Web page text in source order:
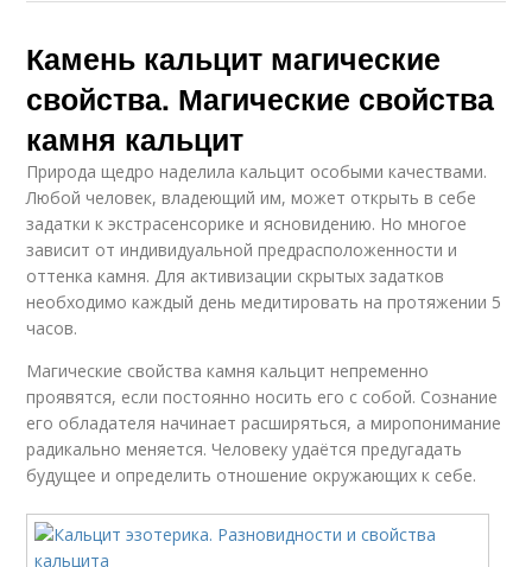
Камень кальцит магические
свойства. Магические свойства
камня кальцит
Природа щедро наделила кальцит особыми качествами.
Любой человек, владеющий им, может открыть в себе
задатки к экстрасенсорике и ясновидению. Но многое
зависит от индивидуальной предрасположенности и
оттенка камня. Для активизации скрытых задатков
необходимо каждый день медитировать на протяжении 5
часов.
Магические свойства камня кальцит непременно
проявятся, если постоянно носить его с собой. Сознание
его обладателя начинает расширяться, а миропонимание
радикально меняется. Человеку удаётся предугадать
будущее и определить отношение окружающих к себе.